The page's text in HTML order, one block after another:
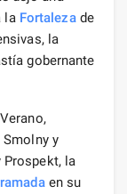
la Fortalezade
la
gobernante
Smolny y
Prospekt, la
en su